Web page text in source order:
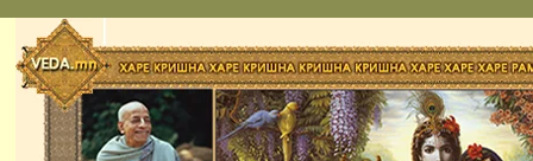
Skip
content